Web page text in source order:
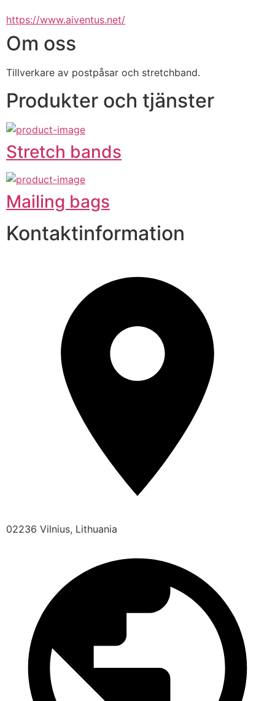
https://www.aiventus.net/
Om oss
Tillverkare av postpåsar och stretchband.
Produkter och tjänster
Stretch bands
Mailing bags
Kontaktinformation
02236 Vilnius, Lithuania